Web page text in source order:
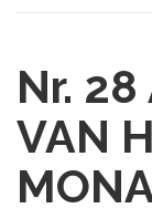
Nr. 28
VAN